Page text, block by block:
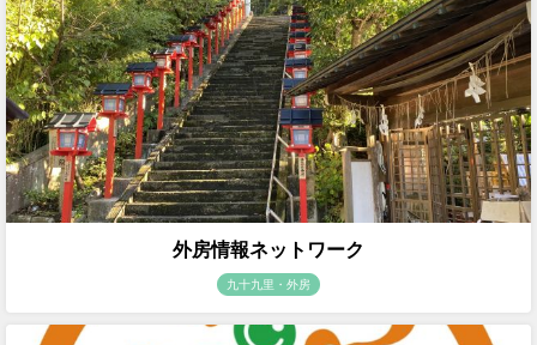
外房情報ネットワーク
九十九里・外房